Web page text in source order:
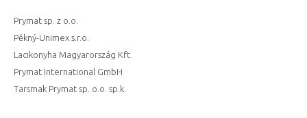
Prymat sp. z o.o.
Pěkný-Unimex s.r.o.
Lacikonyha Magyarország Kft.
Prymat International GmbH
Tarsmak Prymat sp. o.o. sp.k.